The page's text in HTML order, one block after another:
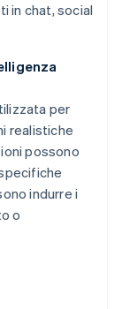
in chat, social
per
realistiche
possono
indurre i
o